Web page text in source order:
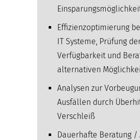
Effizienzoptimierung
IT Systeme, Prüfung
Verfügbarkeit und
alternativen
Analysen zur
Ausfällen durch
Verschleiß
Dauerhafte Beratung /